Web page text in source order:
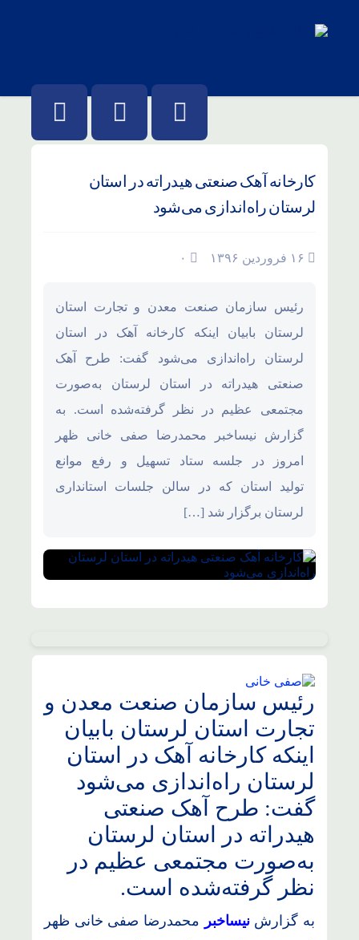
کارخانه آهک صنعتی هیدراته در استان
لرستان راه‌اندازی می‌شود
۰
رئیس سازمان صنعت معدن و تجارت استان
لرستان بابیان اینکه کارخانه آهک در استان
لرستان راه‌اندازی می‌شود گفت: طرح آهک
صنعتی هیدراته در استان لرستان به‌صورت
مجتمعی عظیم در نظر گرفته‌شده است. به
گزارش نیساخبر محمدرضا صفی خانی ظهر
امروز در جلسه ستاد تسهیل و رفع موانع
تولید استان که در سالن جلسات استانداری
لرستان برگزار شد […]
رئیس سازمان صنعت معدن و
تجارت استان لرستان بابیان
اینکه کارخانه آهک در استان
لرستان راه‌اندازی می‌شود
گفت: طرح آهک صنعتی
هیدراته در استان لرستان
به‌صورت مجتمعی عظیم در
نظر گرفته‌شده است.
به گزارشنیساخبر محمدرضا صفی خانی ظهر